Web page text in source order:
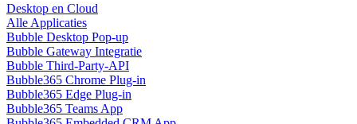
Desktop en Cloud
Alle Applicaties
Bubble Desktop Pop-up
Bubble Gateway Integratie
Bubble Third-Party-API
Bubble365 Chrome Plug-in
Bubble365 Edge Plug-in
Bubble365 Teams App